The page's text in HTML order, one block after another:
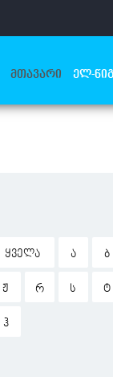
ᲛᲗᲐᲕᲐᲠᲘ ᲔᲚ-
ᲧᲕᲔᲚᲐ Ა Ბ
Ჟ Რ Ს Ტ
Ჰ